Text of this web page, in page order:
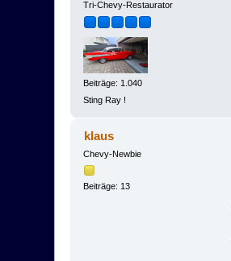
Tri-Chevy-Restaurator
Beiträge: 1.040
Sting Ray !
klaus
Chevy-Newbie
Beiträge: 13